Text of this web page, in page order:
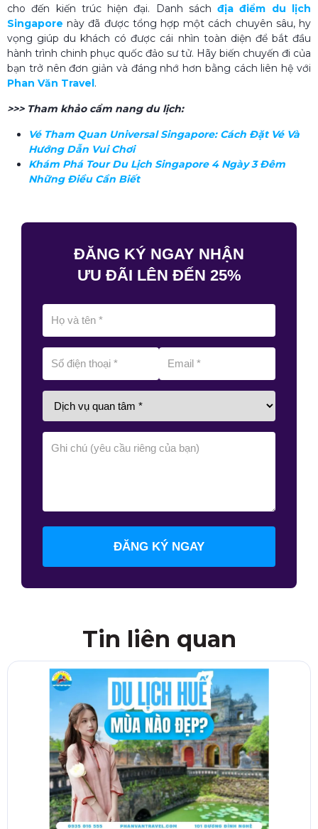
cho đến kiến trúc hiện đại. Danh sáchđịa điểm du lịch
Singapore này đã được tổng hợp một cách chuyên sâu, hy
vọng giúp du khách có được cái nhìn toàn diện để bắt đầu
hành trình chinh phục quốc đảo sư tử. Hãy biến chuyến đi của
bạn trở nên đơn giản và đáng nhớ hơn bằng cách liên hệ với
Phan Văn Travel.
>>> Tham khảo cẩm nang du lịch:
Vé Tham Quan Universal Singapore: Cách Đặt Vé Và
Hướng Dẫn Vui Chơi
Khám Phá Tour Du Lịch Singapore 4 Ngày 3 Đêm
Những Điều Cần Biết
ĐĂNG KÝ NGAY NHẬN
ƯU ĐÃI LÊN ĐẾN 25%
ĐĂNG KÝ NGAY
Tin liên quan